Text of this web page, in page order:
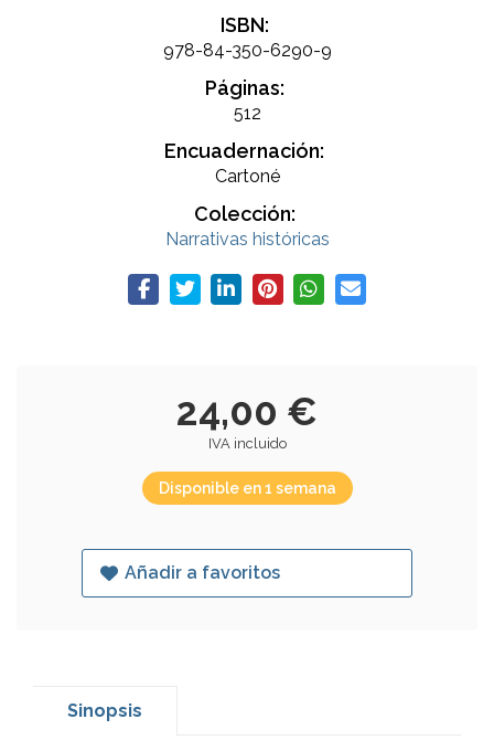
ISBN:
978-84-350-6290-9
Páginas:
512
Encuadernación:
Cartoné
Colección:
Narrativas históricas
24,00 €
IVA incluido
Disponible en 1 semana
Añadir a favoritos
Sinopsis